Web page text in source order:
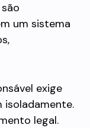
um sistema
exige
isoladamente.
legal.